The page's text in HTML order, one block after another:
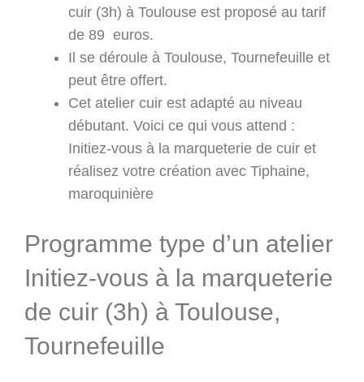
cuir (3h) à Toulouse est proposé au tarif
de 89 euros.
Il se déroule à Toulouse, Tournefeuille et
peut être offert.
Cet atelier cuir est adapté au niveau
débutant. Voici ce qui vous attend :
Initiez-vous à la marqueterie de cuir et
réalisez votre création avec Tiphaine,
maroquinière
Programme type d’un atelier
Initiez-vous à la marqueterie
de cuir (3h) à Toulouse,
Tournefeuille